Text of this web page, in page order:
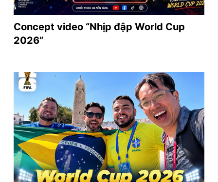
Concept video “Nhịp đập World Cup
2026”